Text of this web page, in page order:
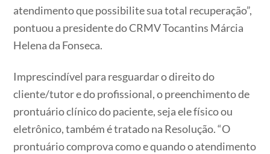
atendimento que possibilite sua total recuperação”,
pontuou a presidente do CRMV Tocantins Márcia
Helena da Fonseca.
Imprescindível para resguardar o direito do
cliente/tutor e do profissional, o preenchimento de
prontuário clínico do paciente, seja ele físico ou
eletrônico, também é tratado na Resolução. “O
prontuário comprova como e quando o atendimento